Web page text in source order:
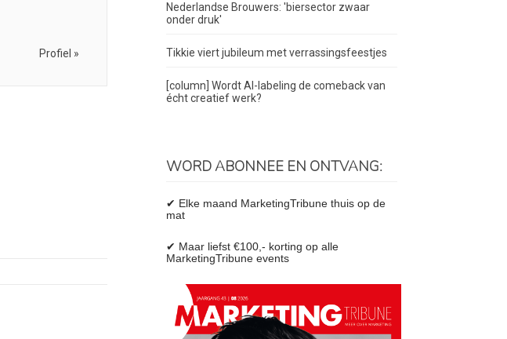
Profiel »
Nederlandse Brouwers: 'biersector zwaar
onder druk'
Tikkie viert jubileum met verrassingsfeestjes
[column] Wordt AI-labeling de comeback van
écht creatief werk?
WORD ABONNEE EN ONTVANG:
✔ Elke maand MarketingTribune thuis op de
mat
✔ Maar liefst €100,- korting op alle
MarketingTribune events